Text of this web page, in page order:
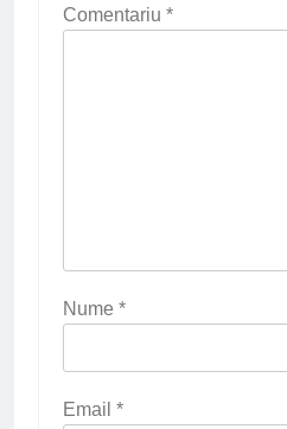
Comentariu *
Nume *
Email *